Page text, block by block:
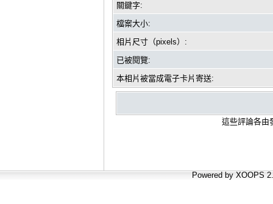
關鍵字:
檔案大小:
相片尺寸（pixels）:
已被閱覽:
本相片被當成電子卡片寄送:
這些評論各由
Powered by XOOPS